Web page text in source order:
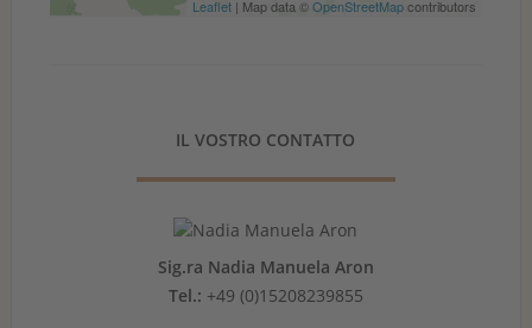
Leaflet | Map data ©OpenStreetMapcontributors
IL VOSTRO CONTATTO
Sig.ra Nadia Manuela Aron
Tel.: +49 (0)15208239855